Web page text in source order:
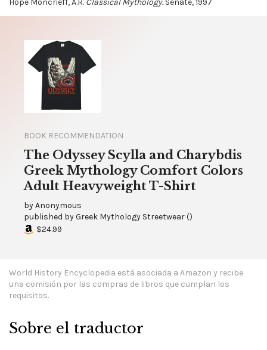
Hope Moncrieff, A.R. Classical Mythology.Senate, 1997
BOOK RECOMMENDATION
The Odyssey Scylla and Charybdis
Greek Mythology Comfort Colors
Adult Heavyweight T-Shirt
byAnonymous
published byGreek Mythology Streetwear()
$24.99
World History Encyclopedia está asociada a Amazon y recibe
una comisión por las compras de libros que cumplan los
requisitos.
Sobre el traductor